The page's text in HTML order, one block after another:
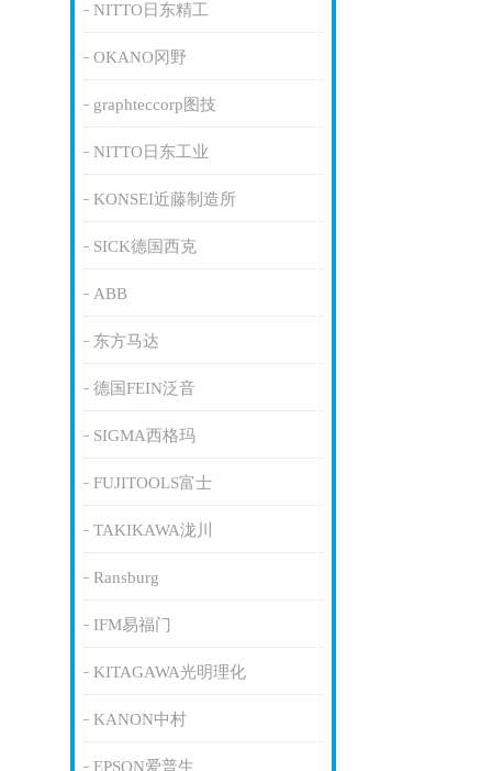
NITTO日东精工
OKANO冈野
graphteccorp图技
NITTO日东工业
KONSEI近藤制造所
SICK德国西克
ABB
东方马达
德国FEIN泛音
SIGMA西格玛
FUJITOOLS富士
TAKIKAWA泷川
Ransburg
IFM易福门
KITAGAWA光明理化
KANON中村
EPSON爱普生